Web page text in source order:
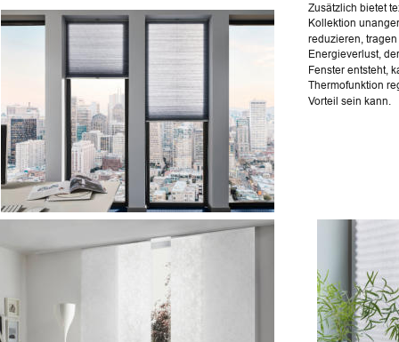
Zusätzlich bietet
Kollektion
reduzieren,
Energieverlust,
Fenster entsteht,
Thermofunktion
Vorteil sein kann.